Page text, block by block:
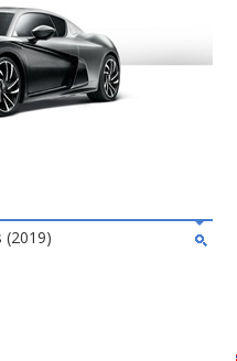
(2019)